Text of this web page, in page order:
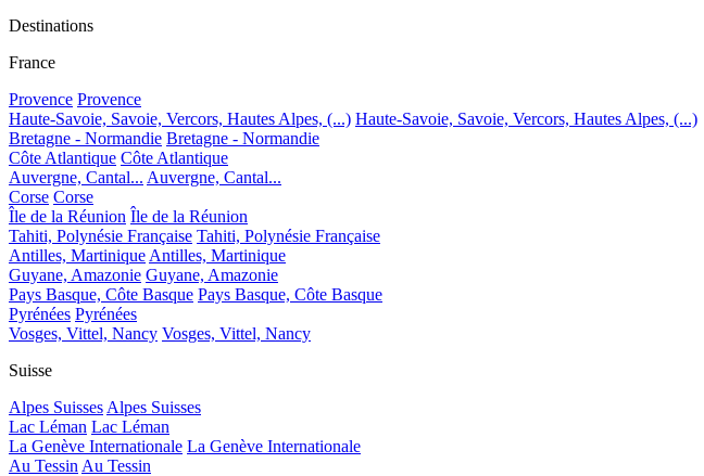
Destinations
France
Provence Provence
Haute-Savoie, Savoie, Vercors, Hautes Alpes, (...) Haute-Savoie, Savoie, Vercors, Hautes Alpes, (...)
Bretagne - Normandie Bretagne - Normandie
Côte Atlantique Côte Atlantique
Auvergne, Cantal... Auvergne, Cantal...
Corse Corse
Île de la Réunion Île de la Réunion
Tahiti, Polynésie Française Tahiti, Polynésie Française
Antilles, Martinique Antilles, Martinique
Guyane, Amazonie Guyane, Amazonie
Pays Basque, Côte Basque Pays Basque, Côte Basque
Pyrénées Pyrénées
Vosges, Vittel, Nancy Vosges, Vittel, Nancy
Suisse
Alpes Suisses Alpes Suisses
Lac Léman Lac Léman
La Genève Internationale La Genève Internationale
Au Tessin Au Tessin